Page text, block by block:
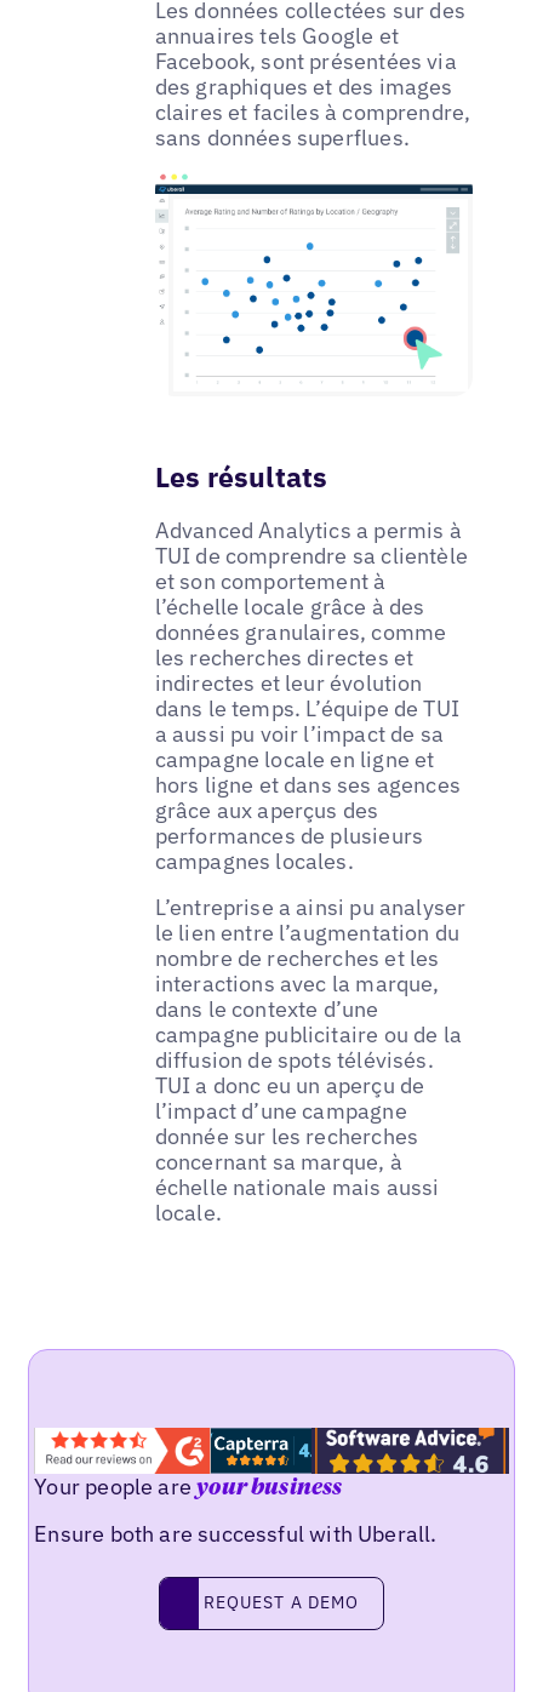
Les données collectées sur des
annuaires tels Google et
Facebook, sont présentées via
des graphiques et des images
claires et faciles à comprendre,
sans données superflues.
Les résultats
Advanced Analytics a permis à
TUI de comprendre sa clientèle
et son comportement à
l’échelle locale grâce à des
données granulaires, comme
les recherches directes et
indirectes et leur évolution
dans le temps. L’équipe de TUI
a aussi pu voir l’impact de sa
campagne locale en ligne et
hors ligne et dans ses agences
grâce aux aperçus des
performances de plusieurs
campagnes locales.
L’entreprise a ainsi pu analyser
le lien entre l’augmentation du
nombre de recherches et les
interactions avec la marque,
dans le contexte d’une
campagne publicitaire ou de la
diffusion de spots télévisés.
TUI a donc eu un aperçu de
l’impact d’une campagne
donnée sur les recherches
concernant sa marque, à
échelle nationale mais aussi
locale.
Your people areyour business
Ensure both are successful with Uberall.
request a demo
REQUEST A DEMO